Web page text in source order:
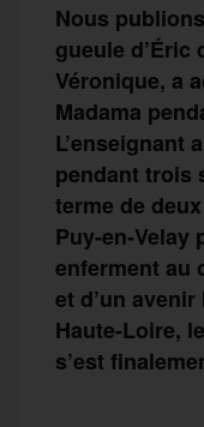
Nous
gueule d’Éric
Véronique, a
Madama
L’enseignant
pendant trois
terme de
Puy-en-Velay
enferment au
et d’un
Haute-Loire,
s’est